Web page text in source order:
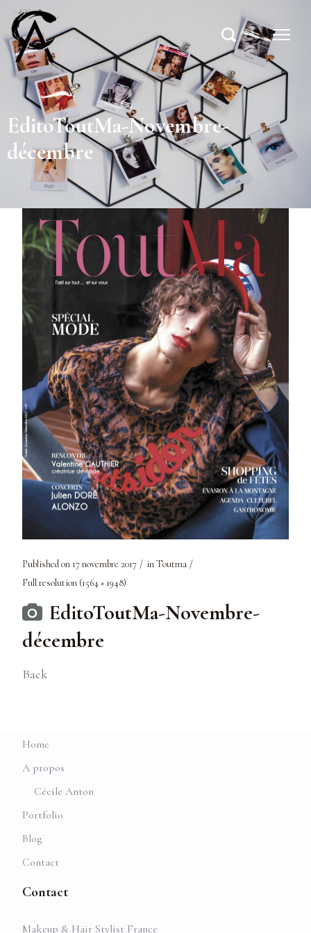
EditoToutMa-Novembre-
décembre
Published on 17 novembre 2017 inToutma
Full resolution (1564 × 1948)
EditoToutMa-Novembre-
décembre
Back
Home
A propos
Cécile Anton
Portfolio
Blog
Contact
Contact
Makeup & Hair Stylist France